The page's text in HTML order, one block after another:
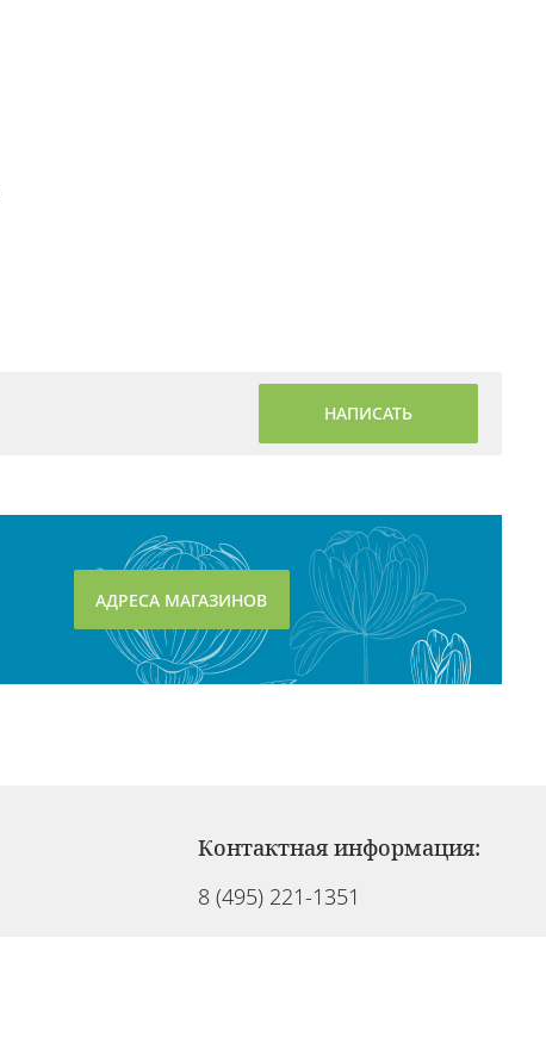
НАПИСАТЬ
АДРЕСА МАГАЗИНОВ
Контактная информация:
8 (495) 221-1351